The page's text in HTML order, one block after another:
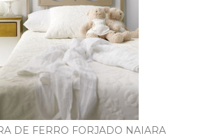
DE FERRO FORJADO NAIARA